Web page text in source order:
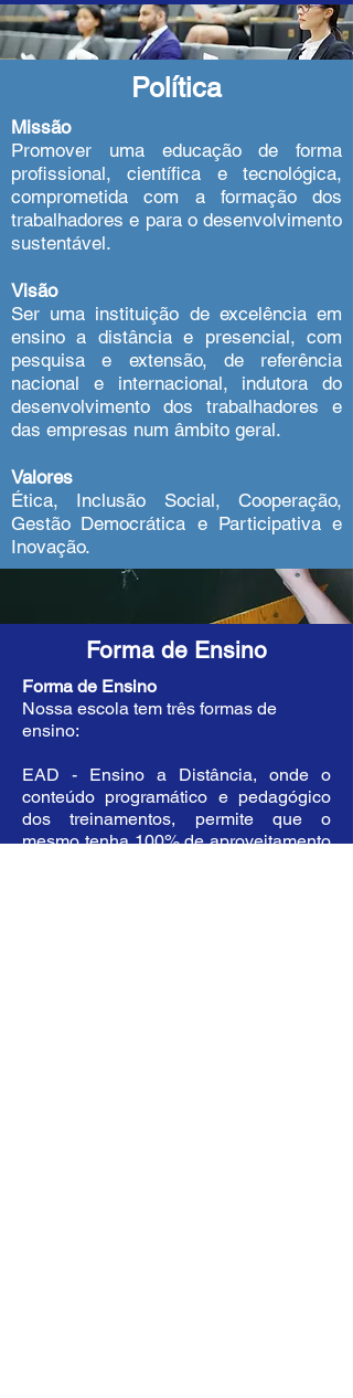
Política
Missão
Promover uma educação de forma
profissional, científica e tecnológica,
comprometida com a formação dos
trabalhadores e para o desenvolvimento
sustentável.
Visão
Ser uma instituição de excelência em
ensino a distância e presencial, com
pesquisa e extensão, de referência
nacional e internacional, indutora do
desenvolvimento dos trabalhadores e
das empresas num âmbito geral.
Valores
Ética, Inclusão Social, Cooperação,
Gestão Democrática e Participativa e
Inovação.
Forma de Ensino
Forma de Ensino
Nossa escola tem três formas de
ensino:
EAD - Ensino a Distância, onde o
conteúdo programático e pedagógico
dos treinamentos, permite que o
mesmo tenha 100% de aproveitamento